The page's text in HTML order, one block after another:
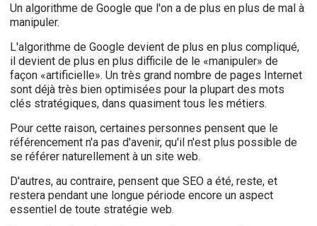
Un algorithme de Google que l'on a de plus en plus de mal à
manipuler.
L'algorithme de Google devient de plus en plus compliqué,
il devient de plus en plus difficile de le «manipuler» de
façon «artificielle». Un très grand nombre de pages Internet
sont déjà très bien optimisées pour la plupart des mots
clés stratégiques, dans quasiment tous les métiers.
Pour cette raison, certaines personnes pensent que le
référencement n'a pas d'avenir, qu'il n'est plus possible de
se référer naturellement à un site web.
D'autres, au contraire, pensent que SEO a été, reste, et
restera pendant une longue période encore un aspect
essentiel de toute stratégie web.